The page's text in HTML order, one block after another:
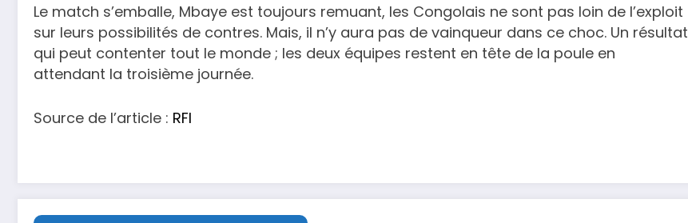
Le match s’emballe, Mbaye est toujours remuant, les Congolais ne sont pas loin de l’exploit
sur leurs possibilités de contres. Mais, il n’y aura pas de vainqueur dans ce choc. Un résultat
qui peut contenter tout le monde ; les deux équipes restent en tête de la poule en
attendant la troisième journée.
Source de l’article : RFI